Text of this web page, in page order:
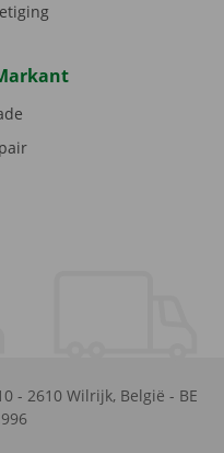
- 2610 Wilrijk, België - BE